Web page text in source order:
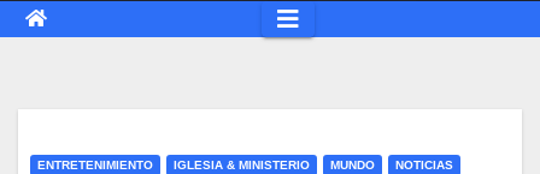
ENTRETENIMIENTO IGLESIA & MINISTERIO MUNDO NOTICIAS